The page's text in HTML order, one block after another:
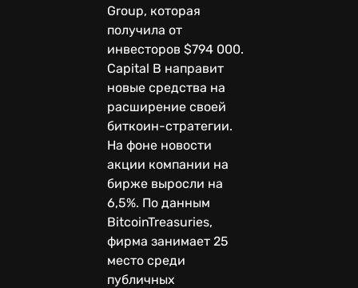
Group, которая
получила от
инвесторов $794 000.
Capital B направит
новые средства на
расширение своей
биткоин-стратегии.
На фоне новости
акции компании на
бирже выросли на
6,5%. По данным
BitcoinTreasuries,
фирма занимает 25
место среди
публичных